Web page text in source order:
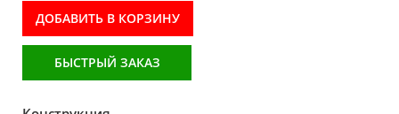
ДОБАВИТЬ В КОРЗИНУ
БЫСТРЫЙ ЗАКАЗ